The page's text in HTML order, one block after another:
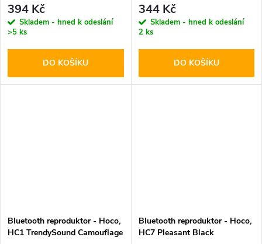
394 Kč
Skladem - hned k odeslání
>5 ks
DO KOŠÍKU
344 Kč
Skladem - hned k odeslání
2 ks
DO KOŠÍKU
Bluetooth reproduktor - Hoco,
HC1 TrendySound Camouflage
Bluetooth reproduktor - Hoco,
HC7 Pleasant Black